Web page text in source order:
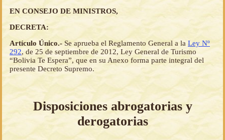
EN CONSEJO DE MINISTROS,
DECRETA:
Artículo Único.- Se aprueba el Reglamento General a la Ley Nº
292, de 25 de septiembre de 2012, Ley General de Turismo
“Bolivia Te Espera”, que en su Anexo forma parte integral del
presente Decreto Supremo.
Disposiciones abrogatorias y
derogatorias